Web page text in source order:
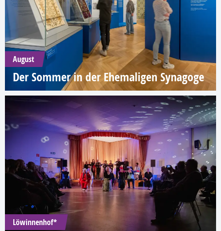
August
Der Sommer in der Ehemaligen Synagoge
Löwinnenhof*